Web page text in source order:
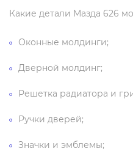
Какие детали Мазда 626
Оконные молдинги;
Дверной молдинг;
Решетка радиатора и
Ручки дверей;
Значки и эмблемы;